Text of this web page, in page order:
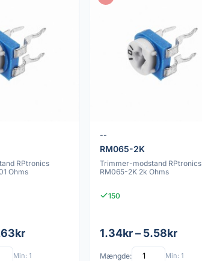
RPtronics
Ohms
Min: 1
--
RM065-2K
Trimmer-modstand RPtronics
RM065-2K 2k Ohms
150
1.34kr – 5.58kr
Mængde: Min: 1